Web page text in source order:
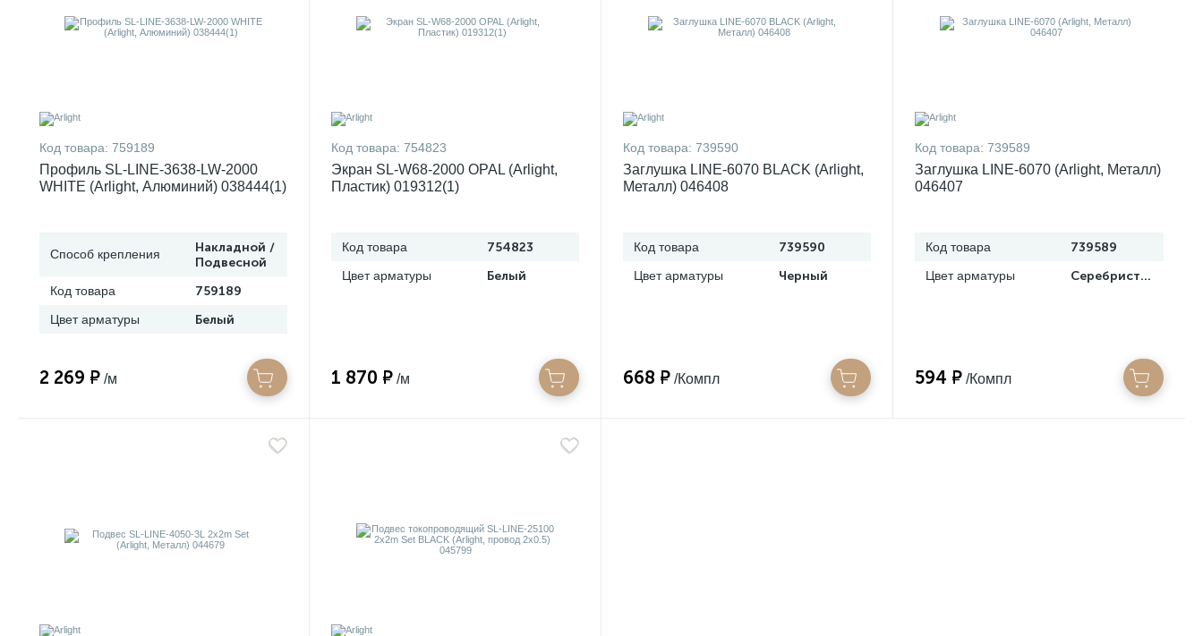
Код товара: 759189
Профиль SL-LINE-3638-LW-2000
WHITE (Arlight, Алюминий) 038444(1)
Способ крепления
Накладной /
Подвесной
Код товара 759189
Цвет арматуры Белый
2 269 ₽ /м
Код товара: 754823
Экран SL-W68-2000 OPAL (Arlight,
Пластик) 019312(1)
Код товара 754823
Цвет арматуры Белый
1 870 ₽ /м
Код товара: 739590
Заглушка LINE-6070 BLACK (Arlight,
Металл) 046408
Код товара 739590
Цвет арматуры Черный
668 ₽ /Компл
Код товара: 739589
Заглушка LINE-6070 (Arlight, Металл)
046407
Код товара 739589
Цвет арматуры Серебристый
594 ₽ /Компл